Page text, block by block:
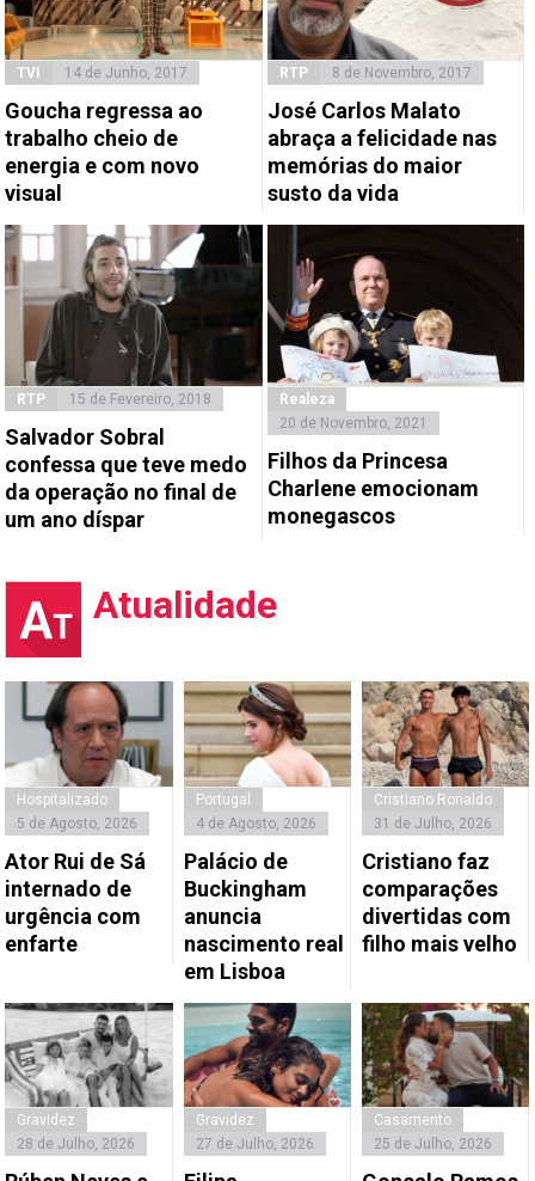
TVI 14 de Junho, 2017
Goucha regressa ao
trabalho cheio de
energia e com novo
visual
RTP 8 de Novembro, 2017
José Carlos Malato
abraça a felicidade nas
memórias do maior
susto da vida
RTP 15 de Fevereiro, 2018
Salvador Sobral
confessa que teve medo
da operação no final de
um ano díspar
Realeza
20 de Novembro, 2021
Filhos da Princesa
Charlene emocionam
monegascos
Atualidade
Hospitalizado
5 de Agosto, 2026
Ator Rui de Sá
internado de
urgência com
enfarte
Portugal
4 de Agosto, 2026
Palácio de
Buckingham
anuncia
nascimento real
em Lisboa
Cristiano Ronaldo
31 de Julho, 2026
Cristiano faz
comparações
divertidas com
filho mais velho
Gravidez
28 de Julho, 2026
Gravidez
27 de Julho, 2026
Casamento
25 de Julho, 2026